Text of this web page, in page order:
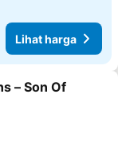
Lihat harga
favorit
– Son Of